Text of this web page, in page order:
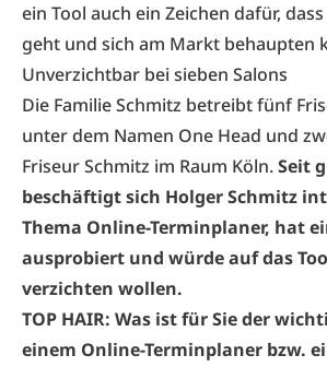
ein Tool auch ein Zeichen dafür,
geht und sich am Markt behaupten
Unverzichtbar bei sieben Salons
Die Familie Schmitz betreibt fünf
unter dem Namen One Head und
Friseur Schmitz im Raum Köln.Seit
beschäftigt sich Holger Schmitz
Thema Online-Terminplaner, hat
ausprobiert und würde auf das
verzichten wollen.
TOP HAIR: Was ist für Sie der
einem Online-Terminplaner bzw.